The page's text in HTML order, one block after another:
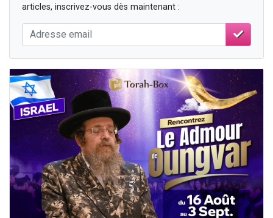
articles, inscrivez-vous dès maintenant :